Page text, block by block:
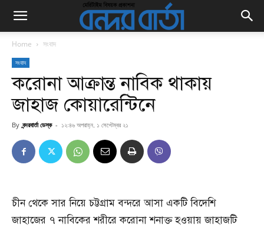
Home সংবাদ
সংবাদ
করোনা আক্রান্ত নাবিক থাকায়
জাহাজ কোয়ারেন্টিনে
By বন্দরবার্তা ডেস্ক - ১২:৪৬ অপরাহ্ন, ১ সেপ্টেম্বর ২১
চীন থেকে সার নিয়ে চট্টগ্রাম বন্দরে আসা একটি বিদেশি
জাহাজের ৭ নাবিকের শরীরে করোনা শনাক্ত হওয়ায় জাহাজটি